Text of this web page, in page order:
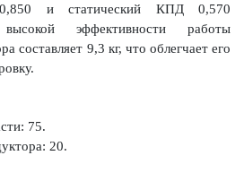
и статический КПД 0,570
эффективности работы
составляет 9,3 кг, что облегчает его
75.
20.